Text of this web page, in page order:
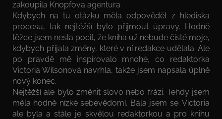
zakoupila Knopfova agentura.
Kdybych na tu otázku měla odpovědět z hlediska
procesu, tak nejtěžší bylo přijmout úpravy. Hodně
těžce jsem nesla pocit, že kniha už nebude čistě moje,
kdybych přijala změny, které v ní redakce udělala. Ale
po pravdě mě inspirovalo mnohé, co redaktorka
Victoria Wilsonová navrhla, takže jsem napsala úplně
nový konec.
Nejtěžší ale bylo změnit slovo nebo frázi. Tehdy jsem
měla hodně nízké sebevědomí. Bála jsem se. Victoria
ale byla a stále je skvělou redaktorkou a pro knihu